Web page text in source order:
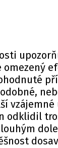
vzájemné
odklidil